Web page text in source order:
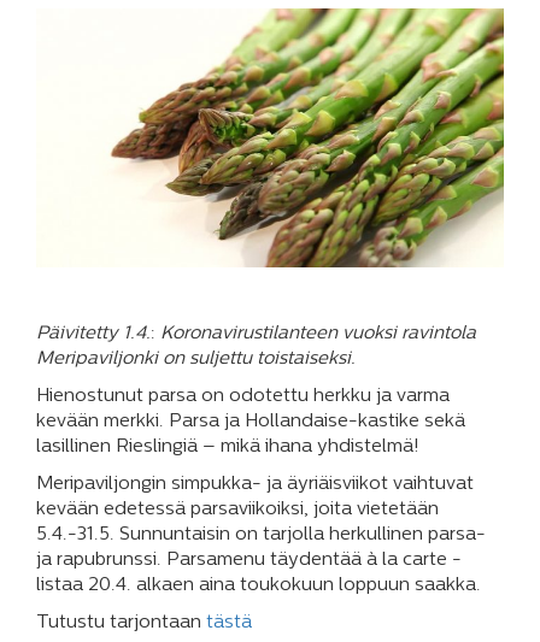
Päivitetty 1.4.: Koronavirustilanteen vuoksi ravintola
Meripaviljonki on suljettu toistaiseksi.
Hienostunut parsa on odotettu herkku ja varma
kevään merkki. Parsa ja Hollandaise-kastike sekä
lasillinen Rieslingiä – mikä ihana yhdistelmä!
Meripaviljongin simpukka- ja äyriäisviikot vaihtuvat
kevään edetessä parsaviikoiksi, joita vietetään
5.4.-31.5. Sunnuntaisin on tarjolla herkullinen parsa-
ja rapubrunssi. Parsamenu täydentää à la carte -
listaa 20.4. alkaen aina toukokuun loppuun saakka.
Tutustu tarjontaan tästä